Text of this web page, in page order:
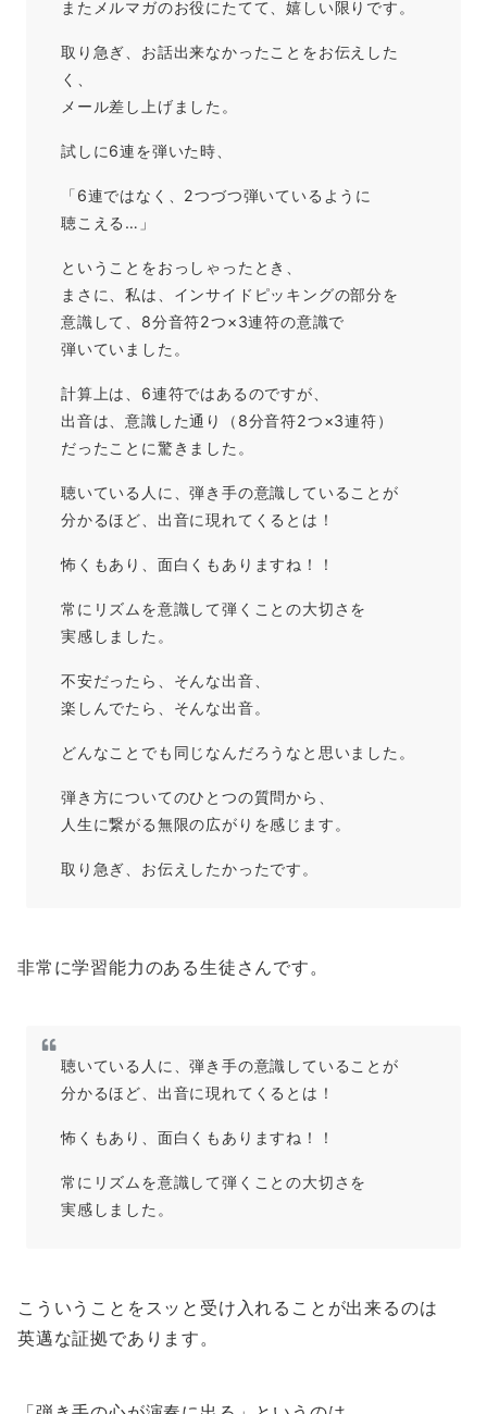
またメルマガのお役にたてて、嬉しい限りです。
取り急ぎ、お話出来なかったことをお伝えした
く、
メール差し上げました。
試しに6連を弾いた時、
「6連ではなく、2つづつ弾いているように
聴こえる…」
ということをおっしゃったとき、
まさに、私は、インサイドピッキングの部分を
意識して、8分音符2つ×3連符の意識で
弾いていました。
計算上は、6連符ではあるのですが、
出音は、意識した通り（8分音符2つ×3連符）
だったことに驚きました。
聴いている人に、弾き手の意識していることが
分かるほど、出音に現れてくるとは！
怖くもあり、面白くもありますね！！
常にリズムを意識して弾くことの大切さを
実感しました。
不安だったら、そんな出音、
楽しんでたら、そんな出音。
どんなことでも同じなんだろうなと思いました。
弾き方についてのひとつの質問から、
人生に繋がる無限の広がりを感じます。
取り急ぎ、お伝えしたかったです。
非常に学習能力のある生徒さんです。
聴いている人に、弾き手の意識していることが
分かるほど、出音に現れてくるとは！
怖くもあり、面白くもありますね！！
常にリズムを意識して弾くことの大切さを
実感しました。
こういうことをスッと受け入れることが出来るのは
英邁な証拠であります。